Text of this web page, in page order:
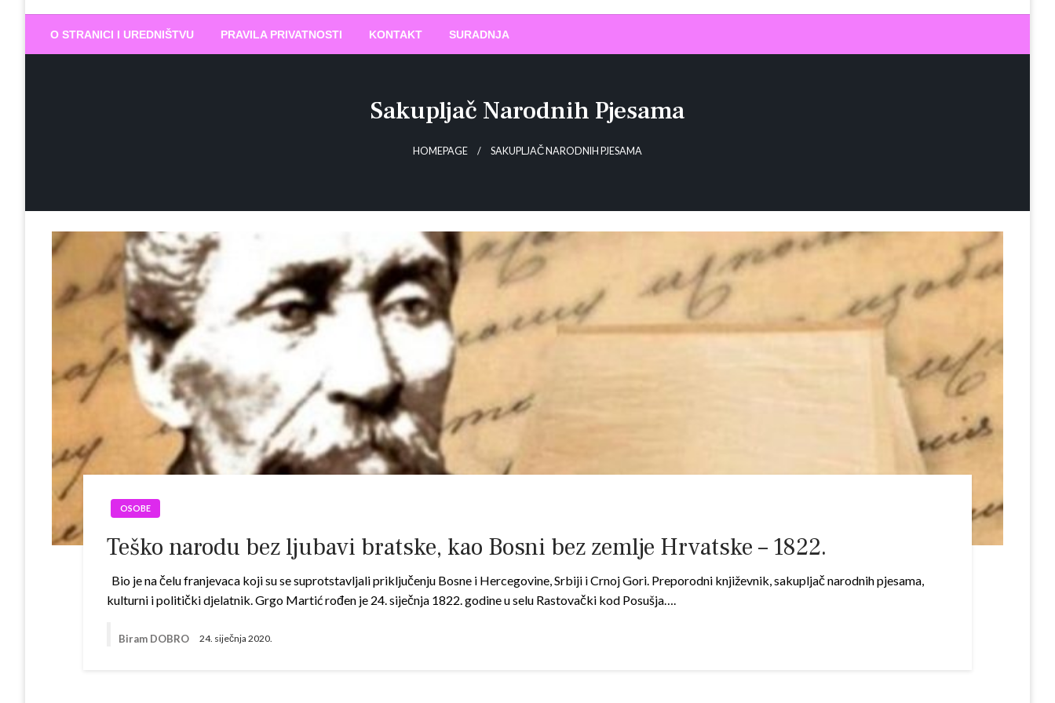
Biram DOBRO
O STRANICI I UREDNIŠTVU PRAVILA PRIVATNOSTI KONTAKT SURADNJA
Sakupljač Narodnih Pjesama
HOMEPAGE SAKUPLJAČ NARODNIH PJESAMA
OSOBE
Teško narodu bez ljubavi bratske, kao Bosni bez zemlje Hrvatske – 1822.
Bio je na čelu franjevaca koji su se suprotstavljali priključenju Bosne i Hercegovine, Srbiji i Crnoj Gori. Preporodni književnik, sakupljač narodnih pjesama,
kulturni i politički djelatnik. Grgo Martić rođen je 24. siječnja 1822. godine u selu Rastovački kod Posušja….
Biram DOBRO 24. siječnja 2020.